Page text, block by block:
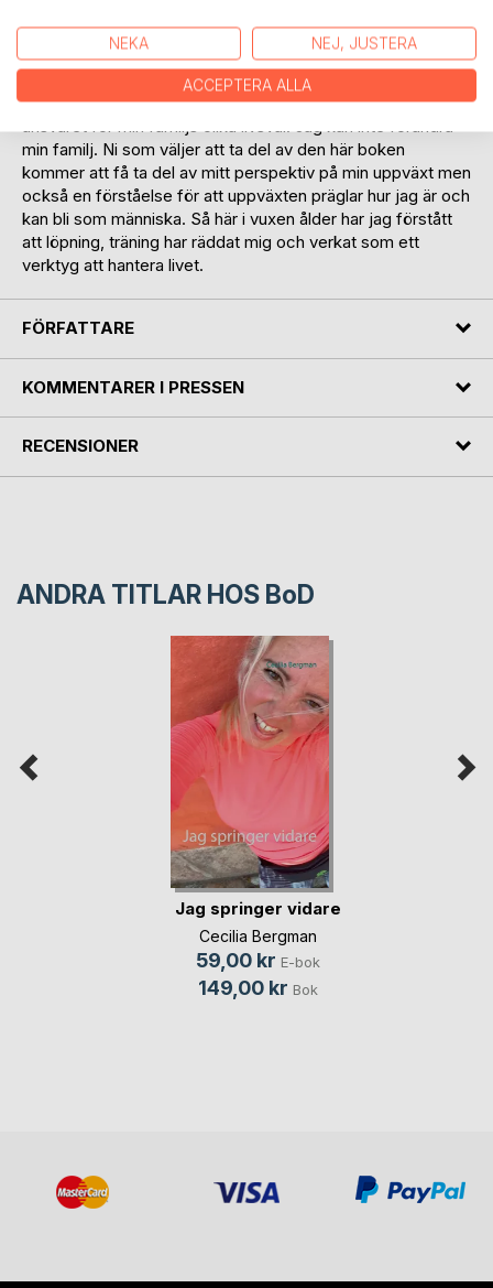
började jag fundera starkt över om det låg något i det
många undrade.
Jag, Minna växer upp i en enligt mig, dysfunktionell familj.
Det har tagit mig över 20 år att förstå att jag inte bär
ansvaret för min familjs olika livsval. Jag kan inte förändra
min familj. Ni som väljer att ta del av den här boken
kommer att få ta del av mitt perspektiv på min uppväxt men
också en förståelse för att uppväxten präglar hur jag är och
kan bli som människa. Så här i vuxen ålder har jag förstått
att löpning, träning har räddat mig och verkat som ett
verktyg att hantera livet.
FÖRFATTARE
KOMMENTARER I PRESSEN
RECENSIONER
ANDRA TITLAR HOS BoD
Jag springer vidare
Cecilia Bergman
59,00 kr E-bok
149,00 kr Bok
NEKA NEJ, JUSTERA
ACCEPTERA ALLA